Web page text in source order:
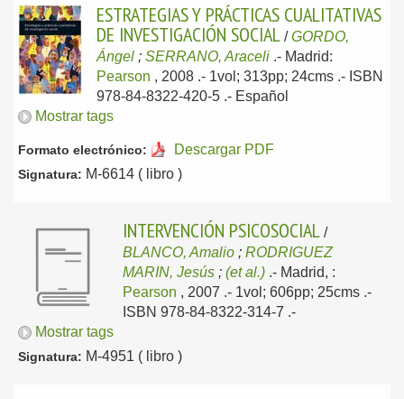
ESTRATEGIAS Y PRÁCTICAS CUALITATIVAS
DE INVESTIGACIÓN SOCIAL /GORDO,
Ángel ; SERRANO, Araceli .- Madrid:
Pearson , 2008 .- 1vol; 313pp; 24cms .- ISBN
978-84-8322-420-5 .- Español
Mostrar tags
Formato electrónico: Descargar PDF
Signatura: M-6614 ( libro )
INTERVENCIÓN PSICOSOCIAL /
BLANCO, Amalio ; RODRIGUEZ
MARIN, Jesús ; (et al.) .- Madrid, :
Pearson , 2007 .- 1vol; 606pp; 25cms .-
ISBN 978-84-8322-314-7 .-
Mostrar tags
Signatura: M-4951 ( libro )